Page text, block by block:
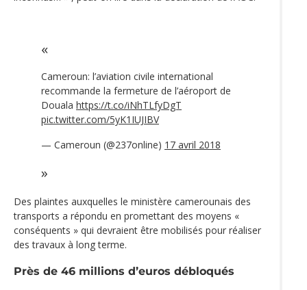
Cameroun: l’aviation civile international
recommande la fermeture de l’aéroport de
Douala https://t.co/iNhTLfyDgT
pic.twitter.com/5yK1IUJIBV
— Cameroun (@237online) 17 avril 2018
Des plaintes auxquelles le ministère camerounais des
transports a répondu en promettant des moyens «
conséquents » qui devraient être mobilisés pour réaliser
des travaux à long terme.
Près de 46 millions d’euros débloqués